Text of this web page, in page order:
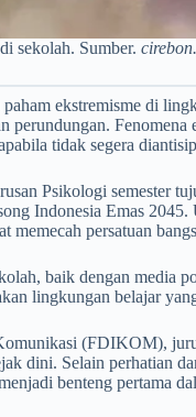
sekolah. Sumber.
ekstremisme di
perundungan.
tidak segera
Psikologi semester
Indonesia Emas
memecah persatuan
baik dengan media
lingkungan belajar
(FDIKOM),
dini. Selain perhatian
benteng pertama